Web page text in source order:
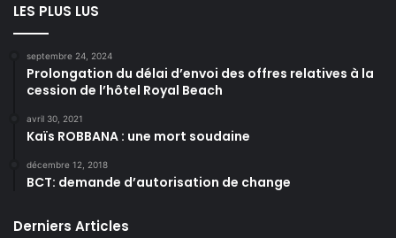
LES PLUS LUS
septembre 24, 2024
Prolongation du délai d’envoi des offres relatives à la
cession de l’hôtel Royal Beach
avril 30, 2021
Kaïs ROBBANA : une mort soudaine
décembre 12, 2018
BCT: demande d’autorisation de change
Derniers Articles